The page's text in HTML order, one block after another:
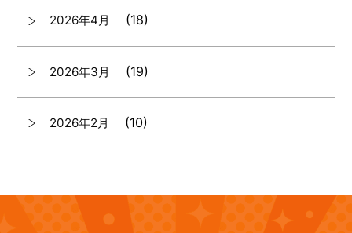
2026年4月 (18)
2026年3月 (19)
2026年2月 (10)